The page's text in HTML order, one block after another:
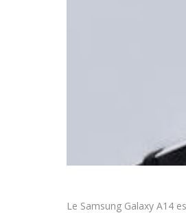
Le Samsung Galaxy A14